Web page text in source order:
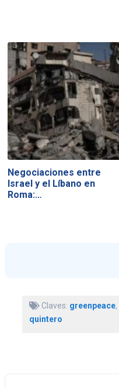
Negociaciones entre
Israel y el Líbano en
Roma:…
Claves: greenpeace,
quintero